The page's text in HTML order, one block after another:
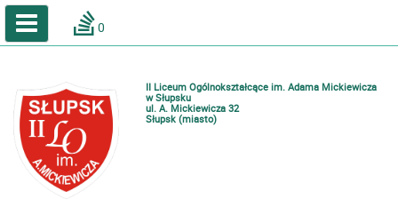
Katalog online biblioteki szkolnej
0
II Liceum Ogólnokształcące im. Adama Mickiewicza
w Słupsku
ul. A. Mickiewicza 32
Słupsk (miasto)